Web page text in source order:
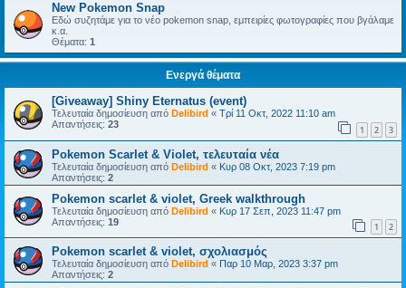
New Pokemon Snap
Εδώ συζητάμε για το νέο pokemon snap, εμπειρίες φωτογραφίες που βγάλαμε
κ.α.
Θέματα: 1
Ενεργά θέματα
[Giveaway] Shiny Eternatus (event)
Τελευταία δημοσίευση από Delibird « Τρί 11 Οκτ, 2022 11:10 am
Απαντήσεις: 23 1 2 3
Pokemon Scarlet & Violet, τελευταία νέα
Τελευταία δημοσίευση από Delibird « Κυρ 08 Οκτ, 2023 7:19 pm
Απαντήσεις: 2
Pokemon scarlet & violet, Greek walkthrough
Τελευταία δημοσίευση από Delibird « Κυρ 17 Σεπ, 2023 11:47 pm
Απαντήσεις: 19 1 2
Pokemon scarlet & violet, σχολιασμός
Τελευταία δημοσίευση από Delibird « Παρ 10 Μαρ, 2023 3:37 pm
Απαντήσεις: 2